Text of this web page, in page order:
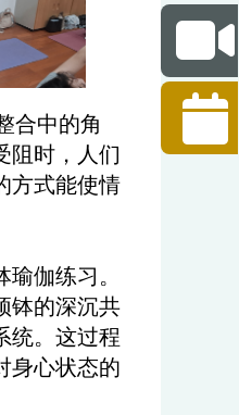
合中的角
阻时，人们
方式能使情
伽练习。
钵的深沉共
统。这过程
身心状态的